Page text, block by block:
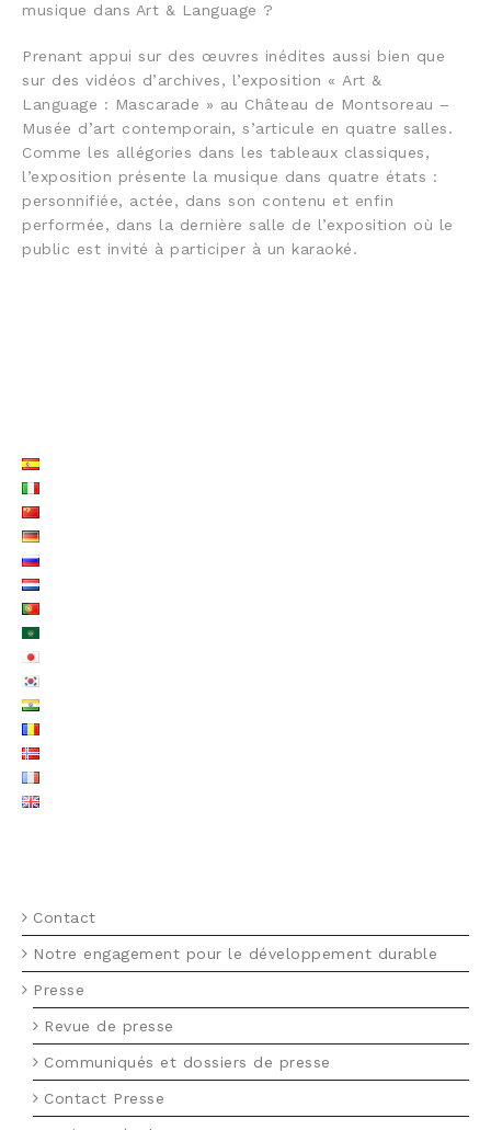
musique dans Art & Language ?
Prenant appui sur des œuvres inédites aussi bien que
sur des vidéos d’archives, l’exposition « Art &
Language : Mascarade » au Château de Montsoreau –
Musée d’art contemporain, s’articule en quatre salles.
Comme les allégories dans les tableaux classiques,
l’exposition présente la musique dans quatre états :
personnifiée, actée, dans son contenu et enfin
performée, dans la dernière salle de l’exposition où le
public est invité à participer à un karaoké.
Contact
Notre engagement pour le développement durable
Presse
Revue de presse
Communiqués et dossiers de presse
Contact Presse